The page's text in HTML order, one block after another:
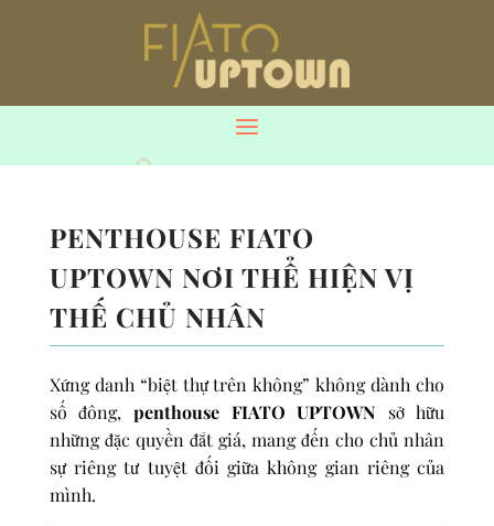
PENTHOUSE FIATO
UPTOWN NƠI THỂ HIỆN VỊ
THẾ CHỦ NHÂN
Xứng danh “biệt thự trên không” không dành cho
số đông, penthouse FIATO UPTOWN sở hữu
những đặc quyền đắt giá, mang đến cho chủ nhân
sự riêng tư tuyệt đối giữa không gian riêng của
mình.